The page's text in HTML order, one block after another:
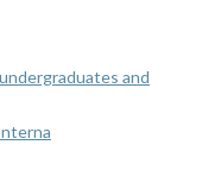
and